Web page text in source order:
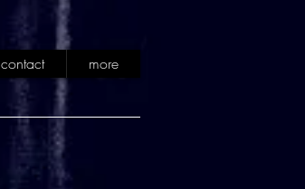
contact more